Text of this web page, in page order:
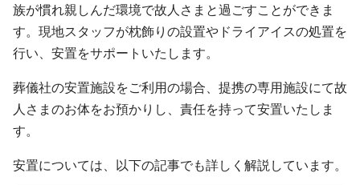
族が慣れ親しんだ環境で故人さまと過ごすことができま
す。現地スタッフが枕飾りの設置やドライアイスの処置を
行い、安置をサポートいたします。
葬儀社の安置施設をご利用の場合、提携の専用施設にて故
人さまのお体をお預かりし、責任を持って安置いたしま
す。
安置については、以下の記事でも詳しく解説しています。